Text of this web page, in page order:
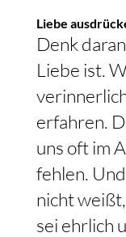
Liebe
Denk
Liebe ist.
erfahren.
uns oft im
fehlen.
nicht
sei ehrlich